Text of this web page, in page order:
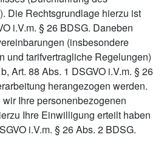
Die Rechtsgrundlage hierzu ist
i.V.m. § 26 BDSG. Daneben
(insbesondere
und tarifvertragliche Regelungen)
Art. 88 Abs. 1 DSGVO i.V.m. § 26
herangezogen werden.
Ihre personenbezogenen
Ihre Einwilligung erteilt haben
i.V.m. § 26 Abs. 2 BDSG.